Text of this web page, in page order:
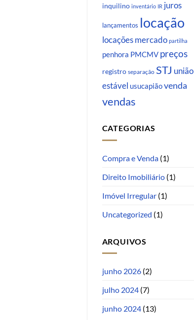
inquilino inventário IR juros
lançamentos locação
locações mercado partilha
penhora PMCMV preços
registro separação STJ união
estável usucapiãovenda
vendas
CATEGORIAS
Compra e Venda(1)
Direito Imobiliário(1)
Imóvel Irregular(1)
Uncategorized (1)
ARQUIVOS
junho 2026(2)
julho 2024(7)
junho 2024(13)